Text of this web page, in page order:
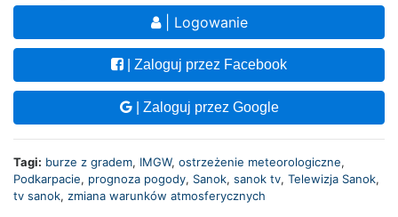
| Logowanie
| Zaloguj przez Facebook
| Zaloguj przez Google
Tagi: burze z gradem, IMGW, ostrzeżenie meteorologiczne,
Podkarpacie, prognoza pogody, Sanok, sanok tv, Telewizja Sanok,
tv sanok, zmiana warunków atmosferycznych